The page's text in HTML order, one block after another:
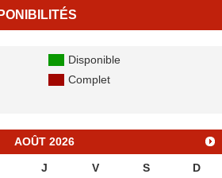
Disponible
Complet
AOÛT 2026
J V S
D